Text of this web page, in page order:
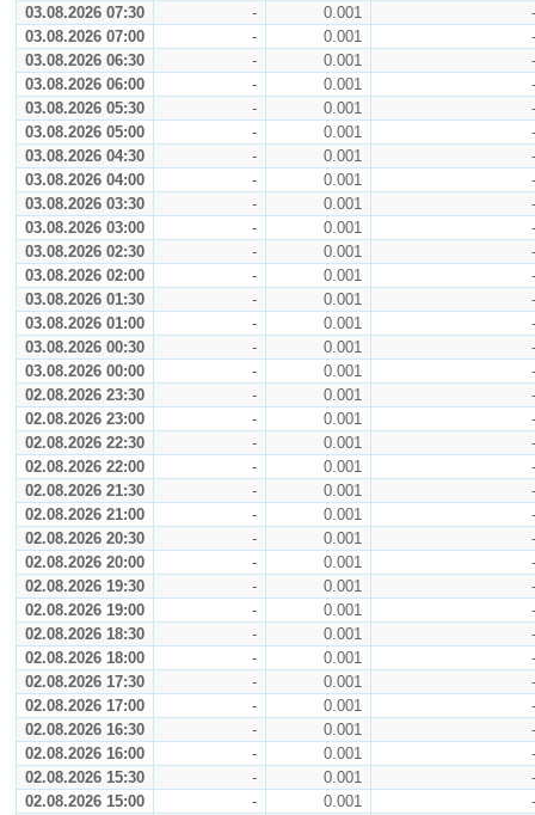
03.08.2026 07:30
- 0.001
-
03.08.2026 07:00
- 0.001
-
03.08.2026 06:30
- 0.001
-
03.08.2026 06:00
- 0.001
-
03.08.2026 05:30
- 0.001
-
03.08.2026 05:00
- 0.001
-
03.08.2026 04:30
- 0.001
-
03.08.2026 04:00
- 0.001
-
03.08.2026 03:30
- 0.001
-
03.08.2026 03:00
- 0.001
-
03.08.2026 02:30
- 0.001
-
03.08.2026 02:00
- 0.001
-
03.08.2026 01:30
- 0.001
-
03.08.2026 01:00
- 0.001
-
03.08.2026 00:30
- 0.001
-
03.08.2026 00:00
- 0.001
-
02.08.2026 23:30
- 0.001
-
02.08.2026 23:00
- 0.001
-
02.08.2026 22:30
- 0.001
-
02.08.2026 22:00
- 0.001
-
02.08.2026 21:30
- 0.001
-
02.08.2026 21:00
- 0.001
-
02.08.2026 20:30
- 0.001
-
02.08.2026 20:00
- 0.001
-
02.08.2026 19:30
- 0.001
-
02.08.2026 19:00
- 0.001
-
02.08.2026 18:30
- 0.001
-
02.08.2026 18:00
- 0.001
-
02.08.2026 17:30
- 0.001
-
02.08.2026 17:00
- 0.001
-
02.08.2026 16:30
- 0.001
-
02.08.2026 16:00
- 0.001
-
02.08.2026 15:30
- 0.001
-
02.08.2026 15:00
- 0.001
-